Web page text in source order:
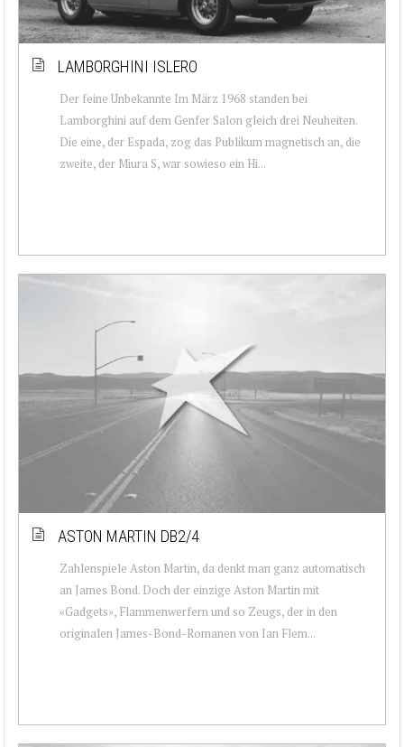
LAMBORGHINI ISLERO
Der feine Unbekannte Im März 1968 standen bei
Lamborghini auf dem Genfer Salon gleich drei Neuheiten.
Die eine, der Espada, zog das Publikum magnetisch an, die
zweite, der Miura S, war sowieso ein Hi...
ASTON MARTIN DB2/4
Zahlenspiele Aston Martin, da denkt man ganz automatisch
an James Bond. Doch der einzige Aston Martin mit
«Gadgets», Flammenwerfern und so Zeugs, der in den
originalen James-Bond-Romanen von Ian Flem...